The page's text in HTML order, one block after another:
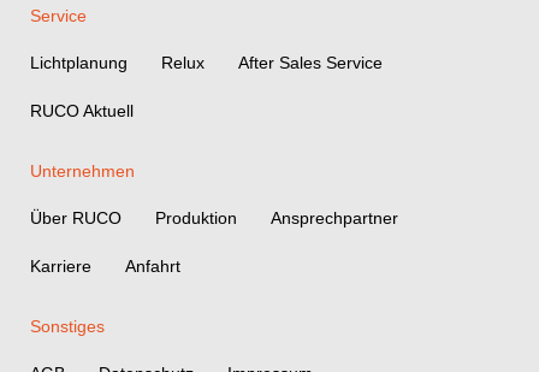
Service
Lichtplanung Relux After Sales Service
RUCO Aktuell
Unternehmen
Über RUCO Produktion Ansprechpartner
Karriere Anfahrt
Sonstiges